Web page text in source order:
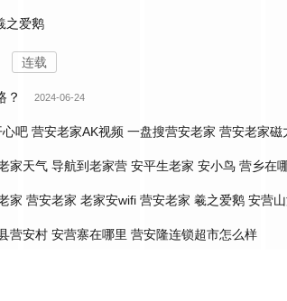
之爱鹅
连载
？ 2024-06-24
心吧 营安老家AK视频 一盘搜营安老家 营安老家磁
家天气 导航到老家营 安平生老家 安小鸟 营乡在
家 营安老家 老家安wifi 营安老家 羲之爱鹅 安营
营安村 安营寨在哪里 营安隆连锁超市怎么样